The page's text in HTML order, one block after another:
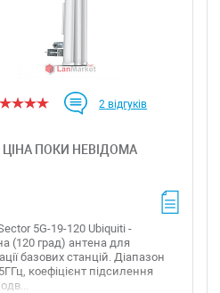
2 відгуків
ЦІНА ПОКИ НЕВІДОМА
5G-19-120 Ubiquiti -
(120 град) антена для
базових станцій. Діапазон
коефіцієнт підсилення